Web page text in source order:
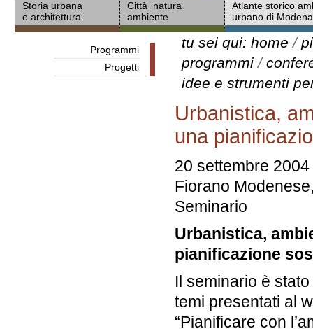
Storia urbana
e architettura
Città natura
ambiente
Atlante storico
urbano di Modena
Programmi
Progetti
tu sei qui: home /
programmi /
idee e strumenti
Urbanistica,
una
20 settembre 2004
Fiorano
Seminario
Urbanistica,
pianificazione
Il seminario è
temi presentati al
“Pianificare con